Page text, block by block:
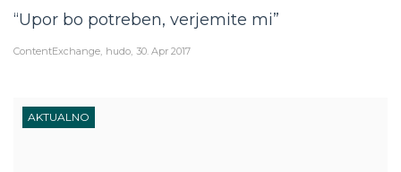
“Upor bo potreben, verjemite mi”
ContentExchange hudo 30. Apr 2017
AKTUALNO